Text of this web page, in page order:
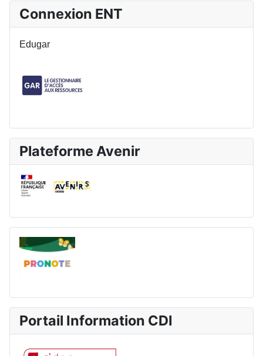
Connexion ENT
Edugar
Plateforme Avenir
Portail Information CDI